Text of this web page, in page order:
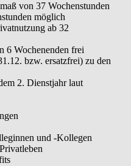
von 37 Wochenstunden
möglich
ab 32
6 Wochenenden frei
bzw. ersatzfrei) zu den
2. Dienstjahr laut
und -Kollegen